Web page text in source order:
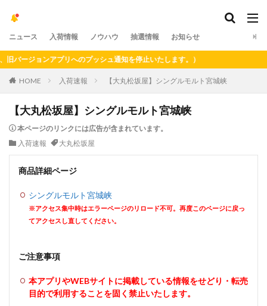
ニュース 入荷情報 ノウハウ 抽選情報 お知らせ
ジョンアプリへのプッシュ通知を停止いたします。）
HOME 入荷速報 【大丸松坂屋】シングルモルト宮城峡
【大丸松坂屋】シングルモルト宮城峡
本ページのリンクには広告が含まれています。
入荷速報
大丸松坂屋
商品詳細ページ
シングルモルト宮城峡
※アクセス集中時はエラーページのリロード不可。再度このページに戻っ
てアクセスし直してください。
ご注意事項
本アプリやWEBサイトに掲載している情報をせどり・転売
目的で利用することを固く禁止いたします。